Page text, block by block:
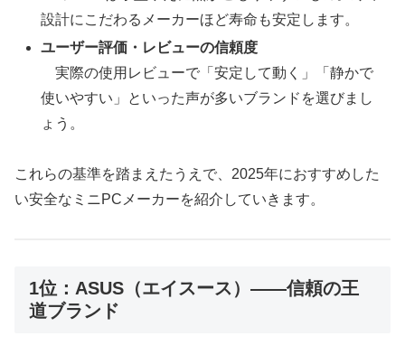
設計にこだわるメーカーほど寿命も安定します。
ユーザー評価・レビューの信頼度
実際の使用レビューで「安定して動く」「静かで
使いやすい」といった声が多いブランドを選びまし
ょう。
これらの基準を踏まえたうえで、2025年におすすめした
い安全なミニPCメーカーを紹介していきます。
1位：ASUS（エイスース）――信頼の王
道ブランド